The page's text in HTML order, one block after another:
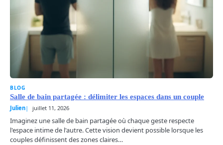
BLOG
Salle de bain partagée : délimiter les espaces dans un couple
Julien juillet 11, 2026
Imaginez une salle de bain partagée où chaque geste respecte
l'espace intime de l'autre. Cette vision devient possible lorsque les
couples définissent des zones claires…